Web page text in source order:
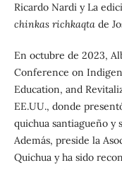
Ricardo Nardi y La
chinkas richkaqtade
En octubre de 2023,
Conference on
Education, and
EE.UU., donde
quichua santiagueño y
Además, preside la
Quichua y ha sido